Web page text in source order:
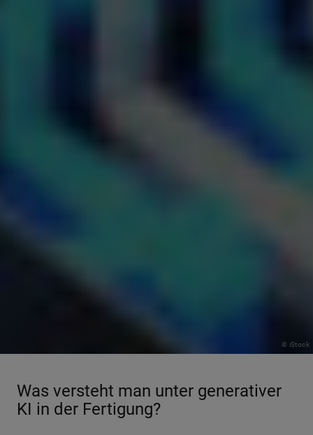
© iStock
Was versteht man unter generativer
KI in der Fertigung?